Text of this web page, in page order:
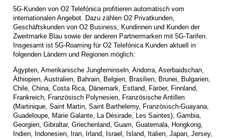
5G-Kunden von O2 Telefónica profitieren automatisch vom
internationalen Angebot. Dazu zählen O2 Privatkunden,
Geschäftskunden von O2 Business, Kundinnen und Kunden der
Zweitmarke Blau sowie der anderen Partnermarken mit 5G-Tarifen.
Insgesamt ist 5G-Roaming für O2 Telefónica Kunden aktuell in
folgenden Ländern und Regionen möglich:
Ägypten, Amerikanische Jungferninseln, Andorra, Aserbaidschan,
Äthiopien, Australien, Bahrain, Belgien, Brasilien, Brunei, Bulgarien,
Chile, China, Costa Rica, Dänemark, Estland, Färöer, Finnland,
Frankreich, Französisch Polynesien, Französische Antillen
(Martinique, Saint Martin, Saint Barthelemy, Französisch-Guayana,
Guadeloupe, Marie Galante, La Désirade, Les Saintes), Gambia,
Georgien, Gibraltar, Griechenland, Guam, Guatemala, Hongkong,
Indien, Indonesien, Iran, Irland, Israel, Island, Italien, Japan, Jersey,